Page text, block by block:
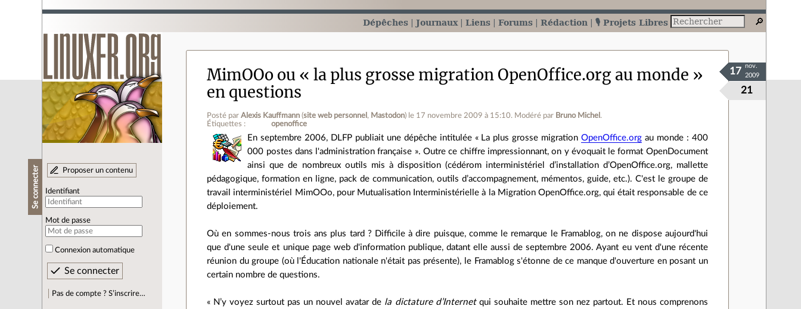
Dépêches Journaux Liens Forums Rédaction 🎙️ Projets Libres
Se connecter Proposer un contenu
Identifiant
Mot de passe
Connexion automatique
Pas de compte ? S’inscrire…
MimOOo ou « la plus grosse migration OpenOffice.org au monde »
en questions
Posté parAlexis Kauffmann (site web personnel , Mastodon) le 17 novembre 2009 à 15:10. Modéré par Bruno Michel .
Étiquettes :
openoffice
21
17
nov.
2009
En septembre 2006, DLFP publiait une dépêche intitulée « La plus grosse migrationOpenOffice.org au monde : 400
000 postes dans l'administration française ». Outre ce chiffre impressionnant, on y évoquait le format OpenDocument
ainsi que de nombreux outils mis à disposition (cédérom interministériel d’installation d’OpenOffice.org, mallette
pédagogique, formation en ligne, pack de communication, outils d’accompagnement, mémentos, guide, etc.). C'est le groupe de
travail interministériel MimOOo, pour Mutualisation Interministérielle à la Migration OpenOffice.org, qui était responsable de ce
déploiement.
Où en sommes-nous trois ans plus tard ? Difficile à dire puisque, comme le remarque le Framablog, on ne dispose aujourd'hui
que d'une seule et unique page web d'information publique, datant elle aussi de septembre 2006. Ayant eu vent d'une récente
réunion du groupe (où l'Éducation nationale n'était pas présente), le Framablog s'étonne de ce manque d'ouverture en posant un
certain nombre de questions.
« N’y voyez surtout pas un nouvel avatar de la dictature d’Internetqui souhaite mettre son nez partout. Et nous comprenons